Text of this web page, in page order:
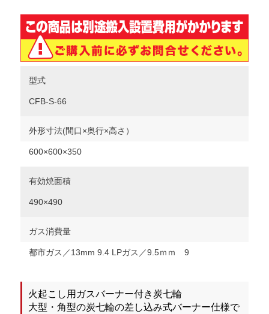
型式
CFB-S-66
外形寸法(間口×奥行×高さ）
600×600×350
有効焼面積
490×490
ガス消費量
都市ガス／13mm 9.4 LPガス／9.5ｍｍ 9
火起こし用ガスバーナー付き炭七輪
大型・角型の炭七輪の差し込み式バーナー仕様で